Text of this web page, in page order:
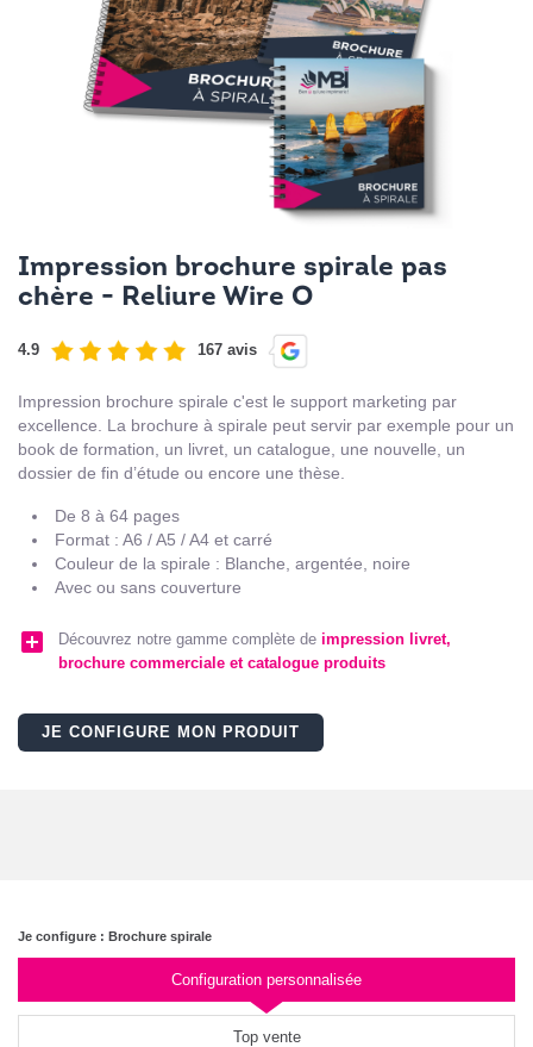
Impression brochure spirale pas
chère - Reliure Wire O
4.9 167 avis
Impression brochure spirale c'est le support marketing par
excellence. La brochure à spirale peut servir par exemple pour un
book de formation, un livret, un catalogue, une nouvelle, un
dossier de fin d’étude ou encore une thèse.
De 8 à 64 pages
Format : A6 / A5 / A4 et carré
Couleur de la spirale : Blanche, argentée, noire
Avec ou sans couverture
add_box Découvrez notre gamme complète de impression livret,
brochure commerciale et catalogue produits
JE CONFIGURE MON PRODUIT
Je configure : Brochure spirale
Configuration personnalisée
Top vente